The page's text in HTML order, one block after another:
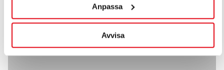
Anpassa
Avvisa